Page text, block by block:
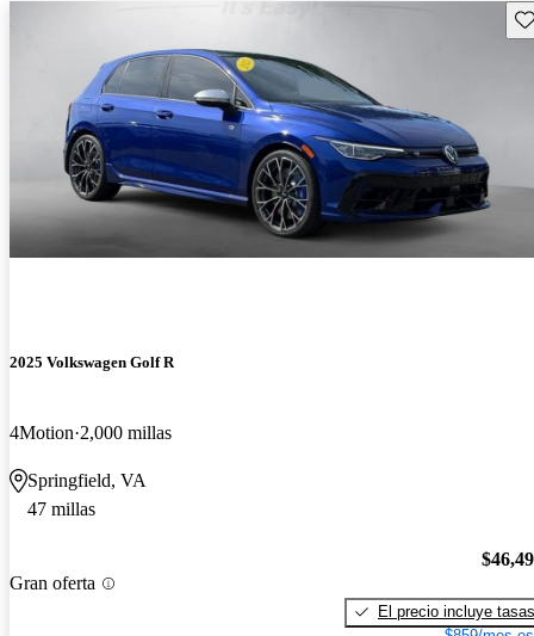
2025 Volkswagen Golf R
4Motion 2,000 millas
Springfield, VA
47 millas
Gran oferta
El precio incluye tasas